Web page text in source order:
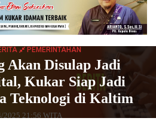
PEMERINTAHAN
Akan Disulap Jadi
Kukar Siap Jadi
Teknologi di Kaltim
2025 21:56 WITA